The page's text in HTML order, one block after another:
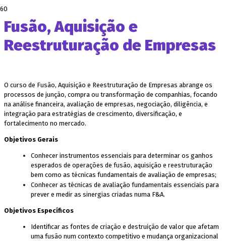
Fusão, Aquisição e
Reestruturação de Empresas
O curso de Fusão, Aquisição e Reestruturação de Empresas abrange os
processos de junção, compra ou transformação de companhias, focando
na análise financeira, avaliação de empresas, negociação, diligência, e
integração para estratégias de crescimento, diversificação, e
fortalecimento no mercado.
Objetivos Gerais
Conhecer instrumentos essenciais para determinar os ganhos
esperados de operações de fusão, aquisição e reestruturação
bem como as técnicas fundamentais de avaliação de empresas;
Conhecer as técnicas de avaliação fundamentais essenciais para
prever e medir as sinergias criadas numa F&A.
Objetivos Específicos
Identificar as fontes de criação e destruição de valor que afetam
uma fusão num contexto competitivo e mudança organizacional